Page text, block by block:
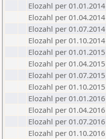
Elozahl per 01.01.2014
Elozahl per 01.04.2014
Elozahl per 01.07.2014
Elozahl per 01.10.2014
Elozahl per 01.01.2015
Elozahl per 01.04.2015
Elozahl per 01.07.2015
Elozahl per 01.10.2015
Elozahl per 01.01.2016
Elozahl per 01.04.2016
Elozahl per 01.07.2016
Elozahl per 01.10.2016